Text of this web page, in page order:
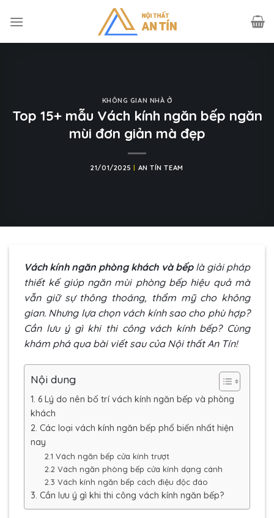
KHÔNG GIAN NHÀ Ở
Top 15+ mẫu Vách kính ngăn bếp ngăn
mùi đơn giản mà đẹp
21/01/2025 AN TÍN TEAM
Vách kính ngăn phòng khách và bếplà giải pháp
thiết kế giúp ngăn mùi phòng bếp hiệu quả mà
vẫn giữ sự thông thoáng, thẩm mỹ cho không
gian. Nhưng lựa chọn vách kính sao cho phù hợp?
Cần lưu ý gì khi thi công vách kính bếp? Cùng
khám phá qua bài viết sau của Nội thất An Tín!
Nội dung
1. 6 Lý do nên bố trí vách kính ngăn bếp và phòng
khách
2. Các loại vách kính ngăn bếp phổ biến nhất hiện
nay
2.1 Vách ngăn bếp cửa kính trượt
2.2 Vách ngăn phòng bếp cửa kính dạng cánh
2.3 Vách kính ngăn bếp cách điệu độc đáo
3. Cần lưu ý gì khi thi công vách kính ngăn bếp?